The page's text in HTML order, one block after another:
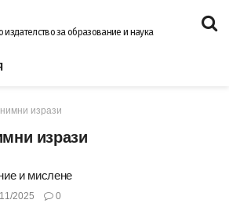
издателство за образование и наука
изрази
изрази
и мислене
2025 0